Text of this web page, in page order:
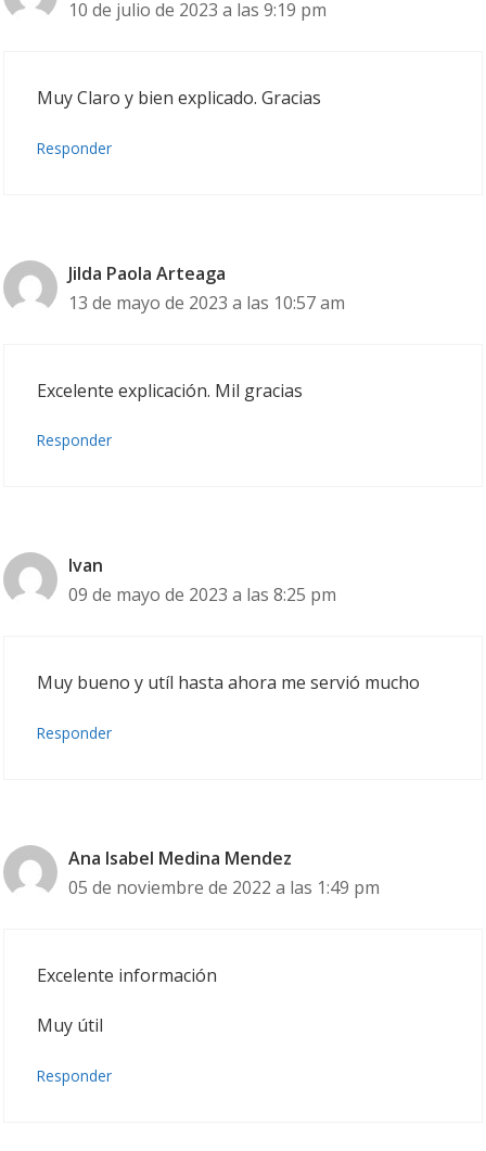
10 de julio de 2023 a las 9:19 pm
Muy Claro y bien explicado. Gracias
Responder
Jilda Paola Arteaga
13 de mayo de 2023 a las 10:57 am
Excelente explicación. Mil gracias
Responder
Ivan
09 de mayo de 2023 a las 8:25 pm
Muy bueno y utíl hasta ahora me servió mucho
Responder
Ana Isabel Medina Mendez
05 de noviembre de 2022 a las 1:49 pm
Excelente información
Muy útil
Responder